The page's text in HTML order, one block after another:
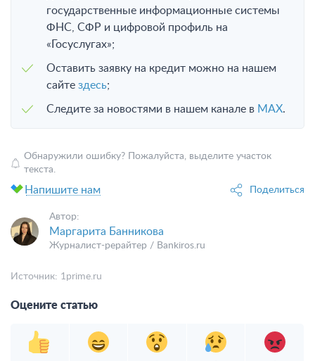
государственные информационные системы
ФНС, СФР и цифровой профиль на
«Госуслугах»;
Оставить заявку на кредит можно на нашем
сайте здесь;
Следите за новостями в нашем канале в MAX.
Обнаружили ошибку? Пожалуйста, выделите участок
текста.
Напишите нам Поделиться
Автор:
Маргарита Банникова
Журналист-рерайтер / Bankiros.ru
Источник: 1prime.ru
Оцените статью